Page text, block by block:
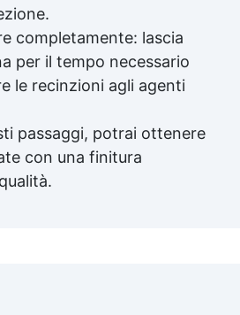
completamente: lascia
per il tempo necessario
le recinzioni agli agenti
passaggi, potrai ottenere
con una finitura